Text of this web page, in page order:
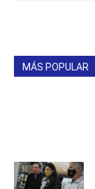
MÁS POPULAR